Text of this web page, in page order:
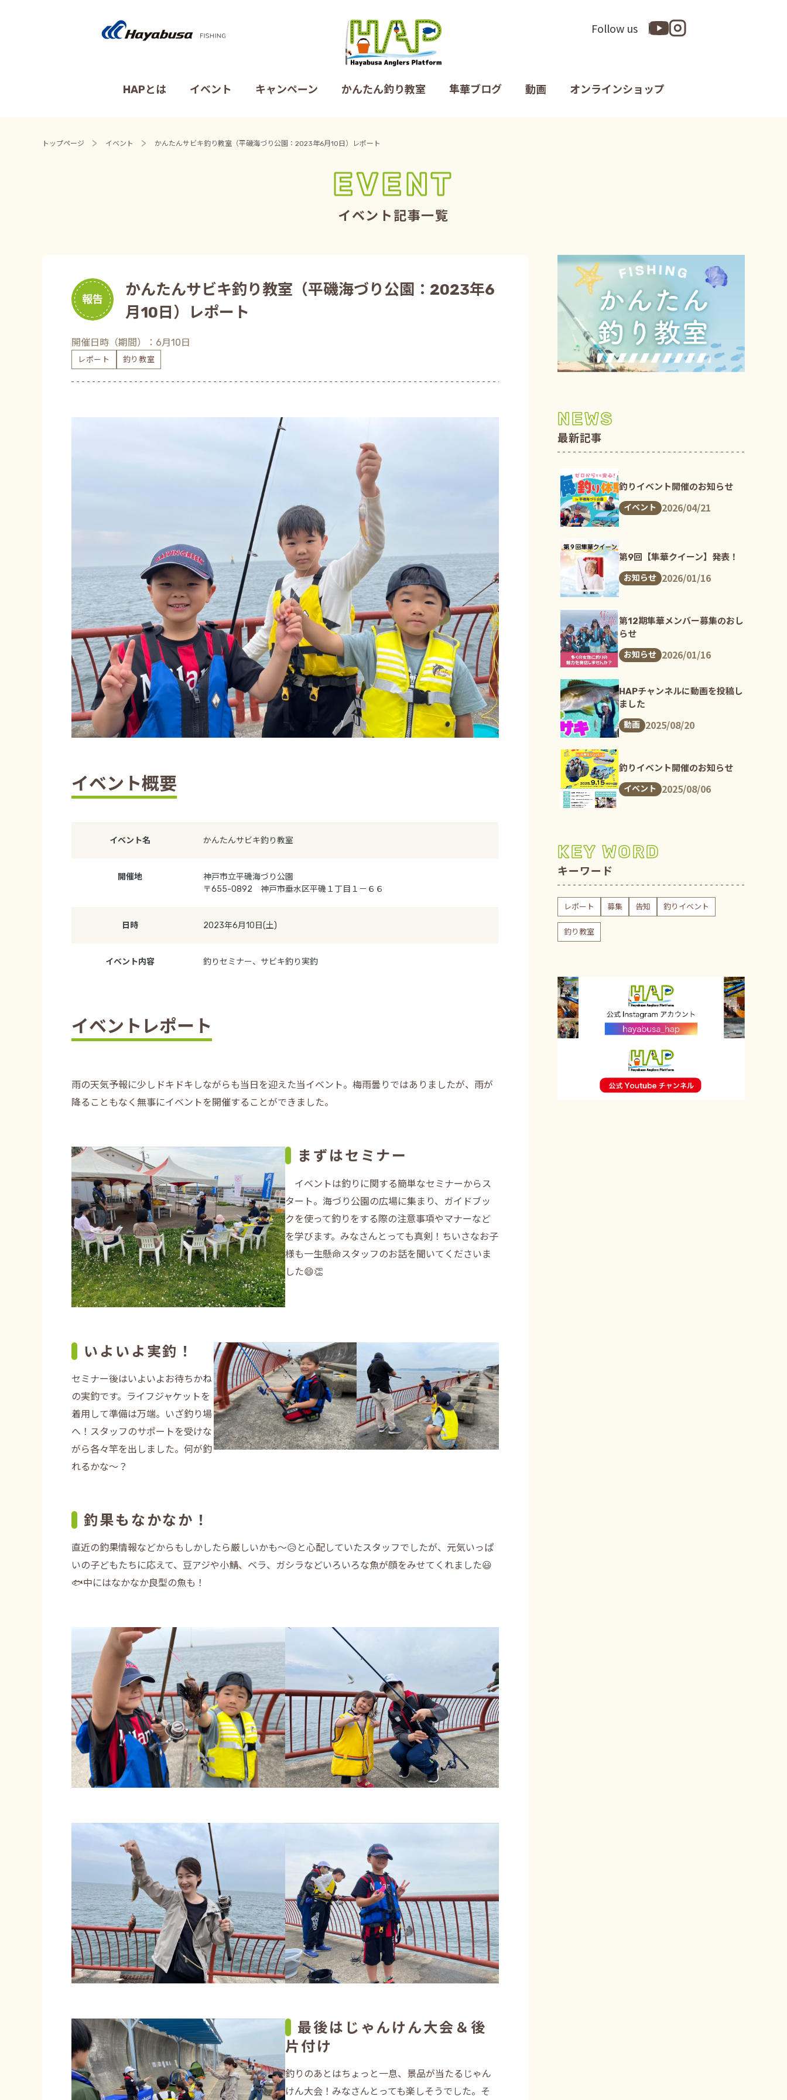
Follow us
HAPとは イベント キャンペーン かんたん釣り教室 隼華ブログ 動画 オンラインショップ
トップページ イベント かんたんサビキ釣り教室（平磯海づり公園：2023年6月10日）レポート
EVENT
イベント記事一覧
報告
かんたんサビキ釣り教室（平磯海づり公園：2023年6
月10日）レポート
開催日時（期間）：6月10日
レポート 釣り教室
イベント概要
イベント名 かんたんサビキ釣り教室
開催地
神戸市立平磯海づり公園
〒655-0892 神戸市垂水区平磯１丁目１－６６
日時 2023年6月10日(土)
イベント内容 釣りセミナー、サビキ釣り実釣
イベントレポート
雨の天気予報に少しドキドキしながらも当日を迎えた当イベント。梅雨曇りではありましたが、雨が
降ることもなく無事にイベントを開催することができました。
まずはセミナー
イベントは釣りに関する簡単なセミナーからス
タート。海づり公園の広場に集まり、ガイドブッ
クを使って釣りをする際の注意事項やマナーなど
を学びます。みなさんとっても真剣！ちいさなお子
様も一生懸命スタッフのお話を聞いてくださいま
した😄👏
いよいよ実釣！
セミナー後はいよいよお待ちかね
の実釣です。ライフジャケットを
着用して準備は万端。いざ釣り場
へ！スタッフのサポートを受けな
がら各々竿を出しました。何が釣
れるかな～？
釣果もなかなか！
直近の釣果情報などからもしかしたら厳しいかも～😥と心配していたスタッフでしたが、元気いっぱ
いの子どもたちに応えて、豆アジや小鯖、ベラ、ガシラなどいろいろな魚が顔をみせてくれました😃
🐟中にはなかなか良型の魚も！
最後はじゃんけん大会＆後
片付け
釣りのあとはちょっと一息、景品が当たるじゃん
けん大会！みなさんとっても楽しそうでした。そ
NEWS
最新記事
釣りイベント開催のお知らせ
イベント 2026/04/21
第9回【隼華クイーン】発表！
お知らせ 2026/01/16
第12期隼華メンバー募集のおし
らせ
お知らせ 2026/01/16
HAPチャンネルに動画を投稿し
ました
動画 2025/08/20
釣りイベント開催のお知らせ
イベント 2025/08/06
KEY WORD
キーワード
レポート 募集 告知 釣りイベント
釣り教室